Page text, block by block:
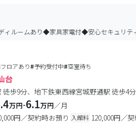
ィルームあり◆家具家電付◆安心セキュリテ
ロアあり#予約受付中#空室待ち
台
徒歩9分、地下鉄東西線宮城野通駅 徒歩4
万円-6.1万円／月
円／契約時お預り 入館料 120,000円／